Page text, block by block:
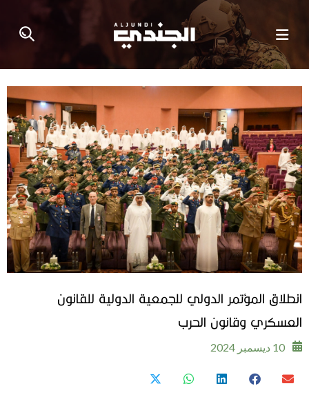
انطلاق المؤتمر الدولي للجمعية الدولية للقانون
العسكري وقانون الحرب
10 ديسمبر 2024